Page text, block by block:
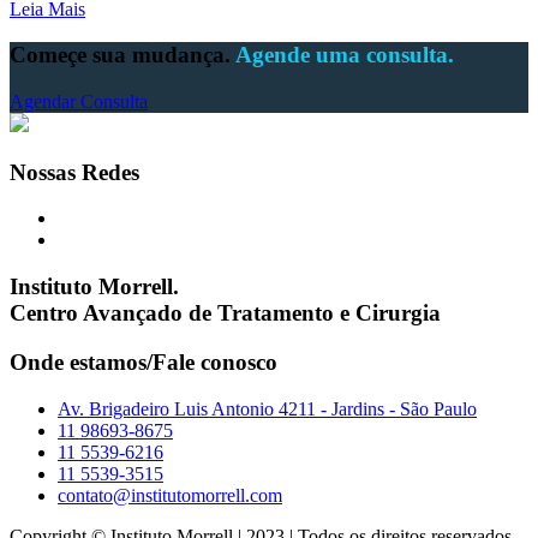
Leia Mais
Começe sua mudança. Agende uma consulta.
Agendar Consulta
Nossas Redes
Instituto Morrell.
Centro Avançado de Tratamento e Cirurgia
Onde estamos/Fale conosco
Av. Brigadeiro Luis Antonio 4211 - Jardins - São Paulo
11 98693-8675
11 5539-6216
11 5539-3515
contato@institutomorrell.com